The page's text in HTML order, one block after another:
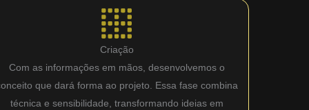
Criação
Com as informações em mãos, desenvolvemos o
que dará forma ao projeto. Essa fase combina
técnica e sensibilidade, transformando ideias em